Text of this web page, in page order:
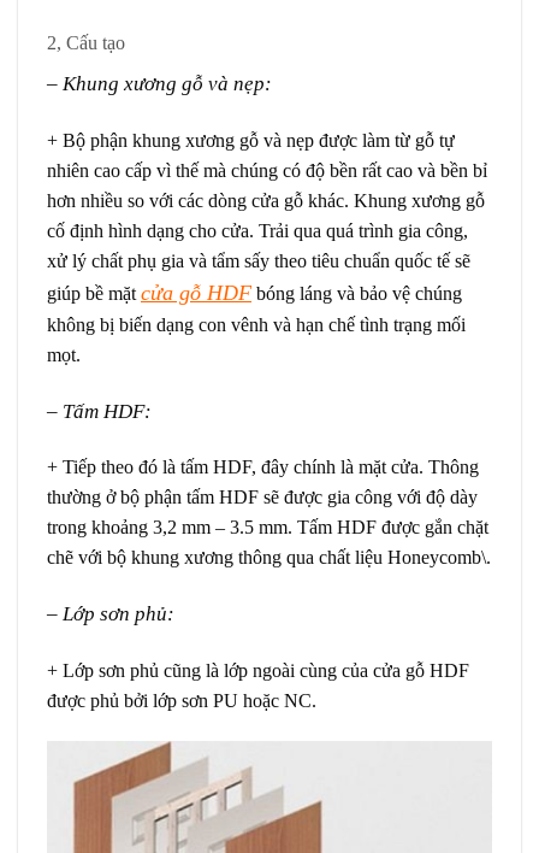
2, Cấu tạo
– Khung xương gỗ và nẹp:
+ Bộ phận khung xương gỗ và nẹp được làm từ gỗ tự
nhiên cao cấp vì thế mà chúng có độ bền rất cao và bền bỉ
hơn nhiều so với các dòng cửa gỗ khác. Khung xương gỗ
cố định hình dạng cho cửa. Trải qua quá trình gia công,
xử lý chất phụ gia và tẩm sấy theo tiêu chuẩn quốc tế sẽ
giúp bề mặt cửa gỗ HDF bóng láng và bảo vệ chúng
không bị biến dạng con vênh và hạn chế tình trạng mối
mọt.
– Tấm HDF:
+ Tiếp theo đó là tấm HDF, đây chính là mặt cửa. Thông
thường ở bộ phận tấm HDF sẽ được gia công với độ dày
trong khoảng 3,2 mm – 3.5 mm. Tấm HDF được gắn chặt
chẽ với bộ khung xương thông qua chất liệu Honeycomb\.
– Lớp sơn phủ:
+ Lớp sơn phủ cũng là lớp ngoài cùng của cửa gỗ HDF
được phủ bởi lớp sơn PU hoặc NC.